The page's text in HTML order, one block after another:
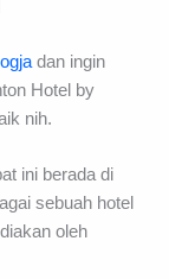
dan ingin
Hotel by
nih.
ini berada di
sebuah hotel
oleh